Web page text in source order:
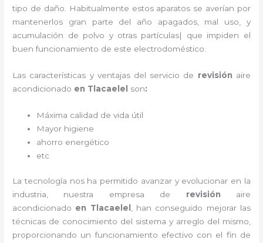
tipo de daño. Habitualmente estos aparatos se averían por
mantenerlos gran parte del año apagados, mal uso, y
acumulación de polvo y otras partículas| que impiden el
buen funcionamiento de este electrodoméstico.
Las características y ventajas del servicio de revisión aire
acondicionado en Tlacaelel son:
Máxima calidad de vida útil
Mayor higiene
ahorro energético
etc
La tecnología nos ha permitido avanzar y evolucionar en la
industria, nuestra empresa de revisión aire
acondicionado en Tlacaelel , han conseguido mejorar las
técnicas de conocimiento del sistema y arreglo del mismo,
proporcionando un funcionamiento efectivo con el fin de